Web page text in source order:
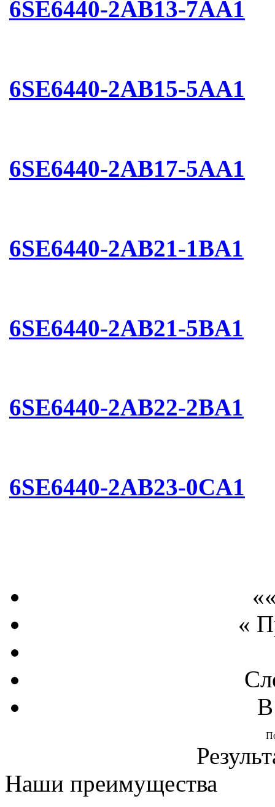
6SE6440-2AB13-7AA1
6SE6440-2AB15-5AA1
6SE6440-2AB17-5AA1
6SE6440-2AB21-1BA1
6SE6440-2AB21-5BA1
6SE6440-2AB22-2BA1
6SE6440-2AB23-0CA1
«
Наши преимущества